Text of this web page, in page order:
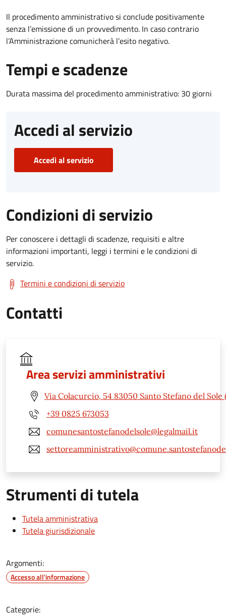
Il procedimento amministrativo si conclude positivamente
senza l’emissione di un provvedimento. In caso contrario
l’Amministrazione comunicherà l’esito negativo.
Tempi e scadenze
Durata massima del procedimento amministrativo: 30 giorni
Accedi al servizio
Accedi al servizio
Condizioni di servizio
Per conoscere i dettagli di scadenze, requisiti e altre
informazioni importanti, leggi i termini e le condizioni di
servizio.
Termini e condizioni di servizio
Contatti
Area servizi amministrativi
Via Colacurcio, 54 83050 Santo Stefano del Sole
+39 0825 673053
comunesantostefanodelsole@legalmail.it
Strumenti di tutela
Tutela amministrativa
Tutela giurisdizionale
Argomenti:
Accesso all'informazione
Categorie: